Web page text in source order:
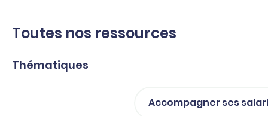
Toutes nos ressources
Thématiques
Accompagner ses